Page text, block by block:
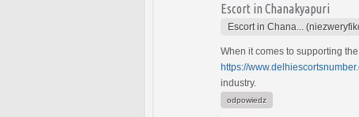
Escort in Chanakyapuri
Escort in Chana...
When it comes to supporting
https://
industry.
odpowiedz